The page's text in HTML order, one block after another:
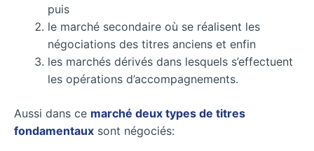
puis
le marché secondaire où se réalisent les
négociations des titres anciens et enfin
les marchés dérivés dans lesquels s’effectuent
les opérations d’accompagnements.
Aussi dans ce marché deux types de titres
fondamentaux sont négociés: